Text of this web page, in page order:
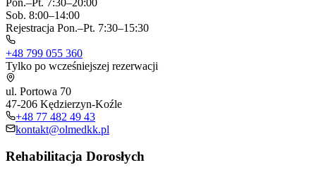
Sob. 8:00–14:00
Rejestracja Pon.–Pt. 7:30–15:30
+48 799 055 360
Tylko po wcześniejszej rezerwacji
ul. Portowa 70
47-206 Kędzierzyn-Koźle
+48 77 482 49 43
kontakt@olmedkk.pl
Rehabilitacja Dorosłych